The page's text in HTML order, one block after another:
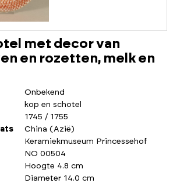
met decor van
en rozetten, melk en
Onbekend
kop en schotel
1745 / 1755
China (Azië)
Keramiekmuseum Princessehof
NO 00504
Hoogte 4.8 cm
Diameter 14.0 cm